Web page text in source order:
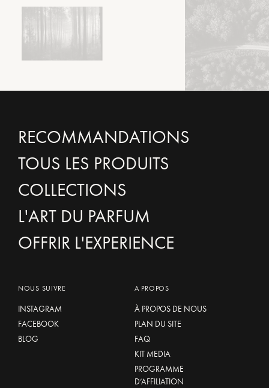
RECOMMANDATIONS
TOUS LES PRODUITS
COLLECTIONS
L'ART DU PARFUM
OFFRIR L'EXPERIENCE
NOUS SUIVRE
INSTAGRAM
FACEBOOK
BLOG
A PROPOS
À PROPOS DE NOUS
PLAN DU SITE
FAQ
KIT MEDIA
PROGRAMME
D’AFFILIATION